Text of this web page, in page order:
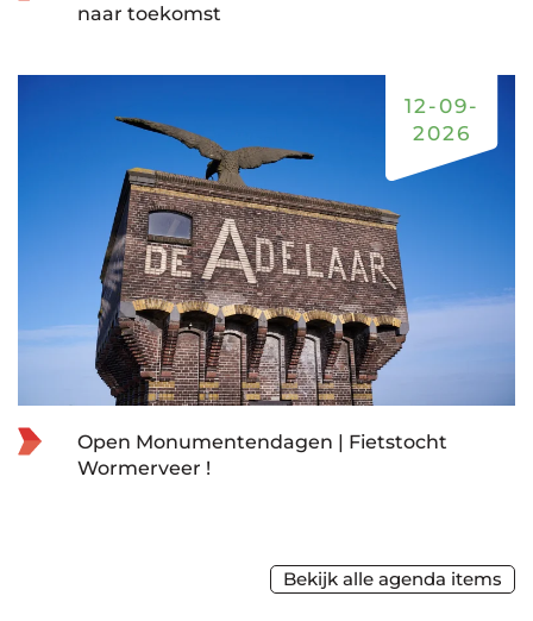
naar toekomst
12-09-
2026
Open Monumentendagen | Fietstocht
Wormerveer !
Bekijk alle agenda items